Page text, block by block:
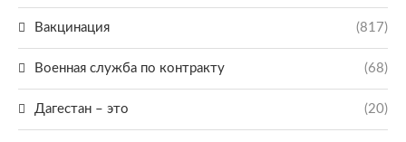
Вакцинация (817)
Военная служба по контракту (68)
Дагестан – это (20)